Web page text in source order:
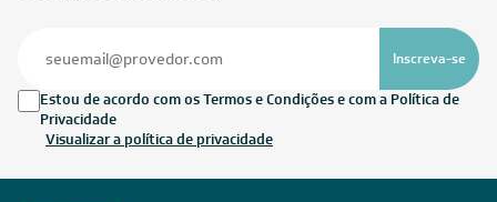
Inscreva-se
Estou de acordo com os Termos e Condições e com a Política de
Privacidade
Visualizar a política de privacidade